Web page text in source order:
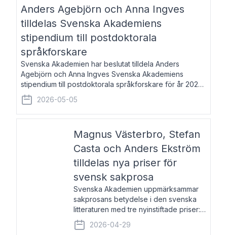
Anders Agebjörn och Anna Ingves
tilldelas Svenska Akademiens
stipendium till postdoktorala
språkforskare
Svenska Akademien har beslutat tilldela Anders
Agebjörn och Anna Ingves Svenska Akademiens
stipendium till postdoktorala språkforskare för år 2026.
Stipendiebeloppet är 75 000 kronor per mottagare.
Anders Agebjörn, född 1984, är universitet
2026-05-05
Magnus Västerbro, Stefan
Casta och Anders Ekström
tilldelas nya priser för
svensk sakprosa
Svenska Akademien uppmärksammar
sakprosans betydelse i den svenska
litteraturen med tre nyinstiftade priser:
Svenska Akademiens pris till
framstående författare av svensk
2026-04-29